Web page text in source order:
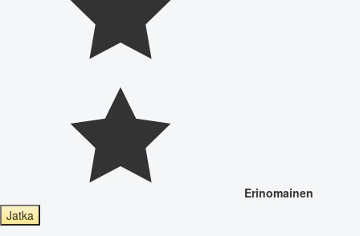
Erinomainen
Jatka